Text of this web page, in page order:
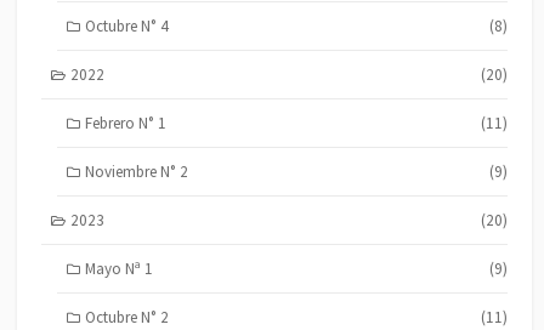
Octubre N° 4 (8)
2022 (20)
Febrero N° 1 (11)
Noviembre N° 2 (9)
2023 (20)
Mayo Nª 1 (9)
Octubre N° 2 (11)